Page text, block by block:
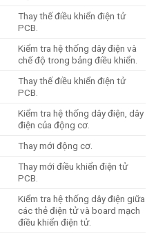
Thay thế điều khiển điện tử
PCB.
Kiểm tra hệ thống dây điện và
chế độ trong bảng điều khiển.
Thay thế điều khiển điện tử
PCB.
Kiểm tra hệ thống dây điện, dây
điện của động cơ.
Thay mới động cơ.
Thay mới điều khiển điện tử
PCB.
Kiểm tra hệ thống dây điện giữa
các thẻ điện tử và board mạch
điều khiển điện tử.